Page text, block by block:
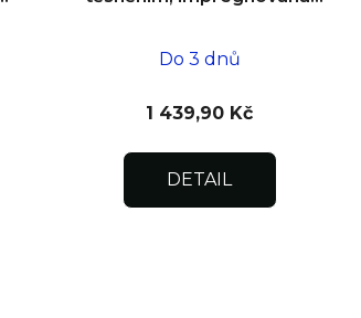
Do 3 dnů
1 439,90 Kč
DETAIL